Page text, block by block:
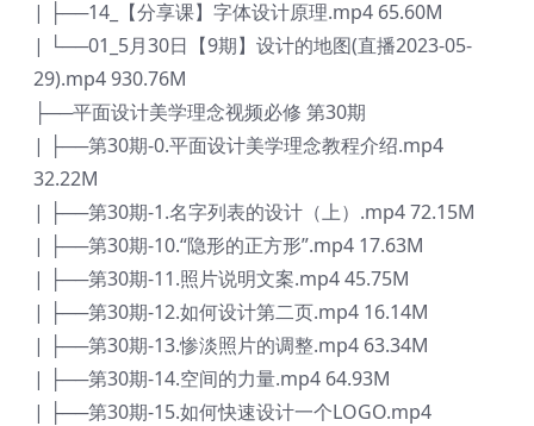
| ├──14_【分享课】字体设计原理.mp4 65.60M
| └──01_5月30日【9期】设计的地图(直播2023-05-
29).mp4 930.76M
├──平面设计美学理念视频必修 第30期
| ├──第30期-0.平面设计美学理念教程介绍.mp4
32.22M
| ├──第30期-1.名字列表的设计（上）.mp4 72.15M
| ├──第30期-10.“隐形的正方形”.mp4 17.63M
| ├──第30期-11.照片说明文案.mp4 45.75M
| ├──第30期-12.如何设计第二页.mp4 16.14M
| ├──第30期-13.惨淡照片的调整.mp4 63.34M
| ├──第30期-14.空间的力量.mp4 64.93M
| ├──第30期-15.如何快速设计一个LOGO.mp4